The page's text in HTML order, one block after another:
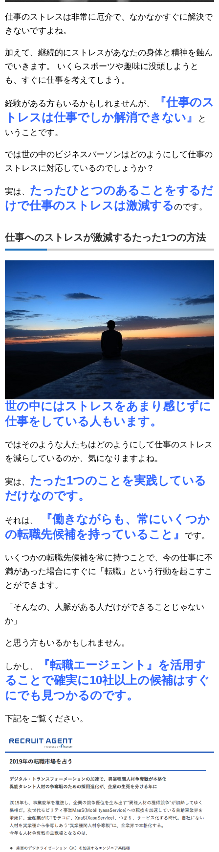
仕事のストレスは非常に厄介で、なかなかすぐに解決で
きないですよね。
加えて、継続的にストレスがあなたの身体と精神を蝕ん
でいきます。 いくらスポーツや趣味に没頭しようと
も、すぐに仕事を考えてしまう。
経験がある方もいるかもしれませんが、
『仕事のス
トレスは仕事でしか解消できない』
と
いうことです。
では世の中のビジネスパーソンはどのようにして仕事の
ストレスに対応しているのでしょうか？
実は、 たったひとつのあることをするだ
けで仕事のストレスは激減するのです。
仕事へのストレスが激減するたった1つの方法
世の中にはストレスをあまり感じずに
仕事をしている人もいます。
ではそのような人たちはどのようにして仕事のストレス
を減らしているのか、気になりますよね。
実は、 たった1つのことを実践している
だけなのです。
それは、
『働きながらも、常にいくつか
の転職先候補を持っていること』
です。
いくつかの転職先候補を常に持つことで、今の仕事に不
満があった場合にすぐに「転職」という行動を起こすこ
とができます。
「そんなの、人脈がある人だけができることじゃない
か」
と思う方もいるかもしれません。
しかし、
『転職エージェント』を活用す
ることで確実に10社以上の候補はすぐ
にでも見つかるのです。
下記をご覧ください。